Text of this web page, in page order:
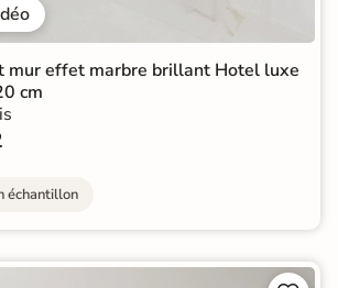
mur effet marbre brillant Hotel luxe
cm
échantillon